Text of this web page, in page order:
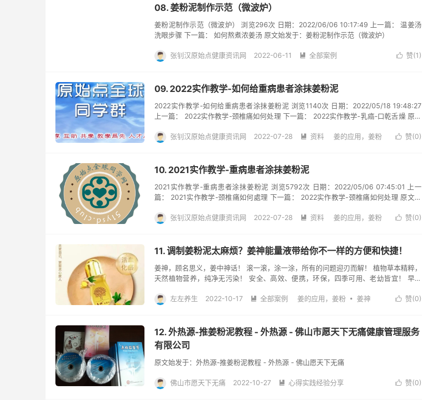
08. 姜粉泥制作示范（微波炉）
姜粉泥制作示范（微波炉） 浏览296次 日期：2022/06/06 10:17:49 上一篇： 温姜汤
洗眼步骤 下一篇： 如何熬煮浓姜汤 原文始发于：姜粉泥制作示范（微波炉）
 赞(1)
张钊汉原始点健康资讯网 2022-06-11  全部案例
09. 2022实作教学-如何给重病患者涂抹姜粉泥
2022实作教学-如何给重病患者涂抹姜粉泥 浏览1140次 日期：2022/05/18 19:48:27
上一篇： 2022实作教学-颈椎痛如何处理 下一篇： 2022实作教学-乳癌-口乾舌燥 原文
 赞(0)
张钊汉原始点健康资讯网 2022-07-28  资料
姜的应用，姜粉
10. 2021实作教学-重病患者涂抹姜粉泥
2021实作教学-重病患者涂抹姜粉泥 浏览5792次 日期：2022/05/06 07:45:01 上一
篇： 2021实作教学-颈椎痛如何處理 下一篇： 2022实作教学-颈椎痛如何处理 原文始
 赞(0)
张钊汉原始点健康资讯网 2022-07-28  资料
姜的应用，姜粉
11. 调制姜粉泥太麻烦？姜神能量液带给你不一样的方便和快捷！
姜神，顾名思义，姜中神话！ 滚一滚，涂一涂，所有的问题迎刃而解！ 植物草本精粹，
天然植物营养，纯净无污染！ 安全、高效、便携，环保，四季可用、老幼皆宜！ 早安
祛风除湿、排毒排寒、提高自身免疫力； 3、改善身体各种症状，适宜各种人群。 一滚
处之： “姜神”产品主要成分： 姜根提取物 主要作用：发散，止呕，止咳 红花提取物 主
要作用：活血化瘀，散瘀止痛，用于经闭，痛经，恶露不行，癥瘕...
 赞(0)
左左养生 2022-10-17  全部案例 姜的应用，姜粉
姜神
12. 外热源-推姜粉泥教程 - 外热源 - 佛山市愿天下无痛健康管理服务
有限公司
原文始发于：外热源-推姜粉泥教程 - 外热源 - 佛山愿天下无痛
 赞(0)
佛山市愿天下无痛 2022-10-27 
心得实践经验分享